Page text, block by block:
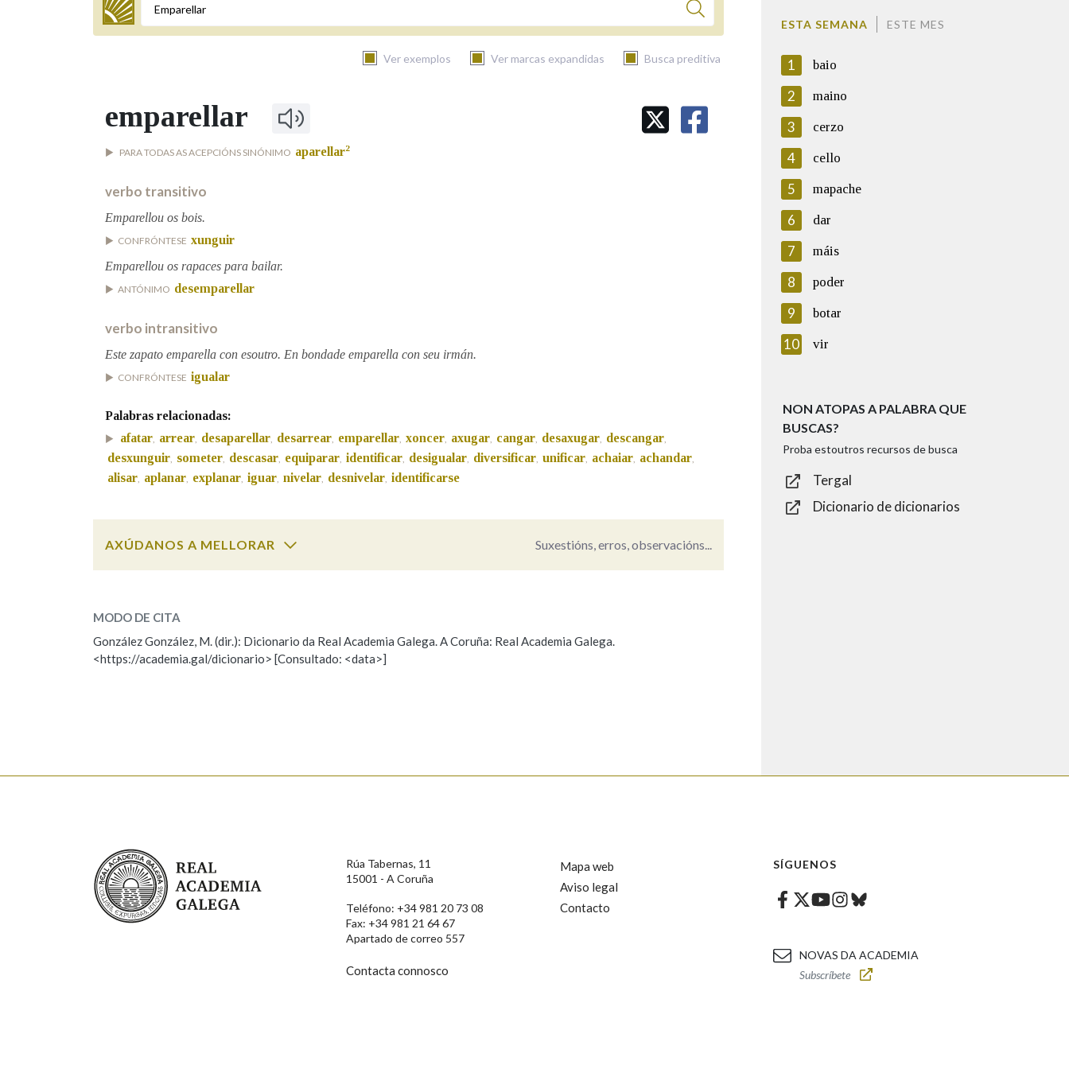
Termo a buscar
Ver exemplos Ver marcas expandidas Busca preditiva
BUSCAR NOS LEMAS
Comeza por
Remata por
Contén
OUTRAS OPCIÓNS DE BUSCA
Marcas gramaticais
AXUDA NA BUSCA
emparellar
PARA TODAS AS ACEPCIÓNS SINÓNIMO aparellar2
verbo transitivo
Emparellou os bois.
CONFRÓNTESE xunguir
Emparellou os rapaces para bailar.
ANTÓNIMO desemparellar
verbo intransitivo
Este zapato emparella con esoutro. En bondade emparella con seu irmán.
CONFRÓNTESE igualar
Palabras relacionadas:
afatar, arrear, desaparellar, desarrear, emparellar, xoncer, axugar, cangar, desaxugar, descangar,
desxunguir, someter, descasar, equiparar, identificar, desigualar, diversificar, unificar, achaiar, achandar,
alisar, aplanar, explanar, iguar, nivelar, desnivelar, identificarse
AXÚDANOS A MELLORAR Suxestións, erros, observacións...
ESCOLLE UNHA OPCIÓN:
Observación Hai un erro na palabra Propoño mellorar a definición
Comentario
MODO DE CITA
González González, M. (dir.): Dicionario da Real Academia Galega. A Coruña: Real Academia Galega.
<https://academia.gal/dicionario> [Consultado: <data>]
ESTA SEMANA ESTE MES
1 baio
2 maino
3 cerzo
4 cello
5 mapache
6 dar
7 máis
8 poder
9 botar
10 vir
NON ATOPAS A PALABRA QUE
BUSCAS?
Proba estoutros recursos de busca
Tergal
Dicionario de dicionarios
Real Academia Galega
Rúa Tabernas, 11
15001 - A Coruña
Teléfono: +34 981 20 73 08
Fax: +34 981 21 64 67
Apartado de correo 557
Contacta connosco
Mapa web
Aviso legal
Contacto
SÍGUENOS
Facebook
Twitter
Youtube
Instagram
Bluesky
NOVAS DA ACADEMIA
Subscríbete